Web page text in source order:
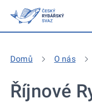
Domů O nás
Říjnové